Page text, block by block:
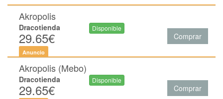
Akropolis
Dracotienda
29.65€
Disponible
Comprar
Anuncio
Akropolis (Mebo)
Dracotienda
29.65€
Disponible
Comprar